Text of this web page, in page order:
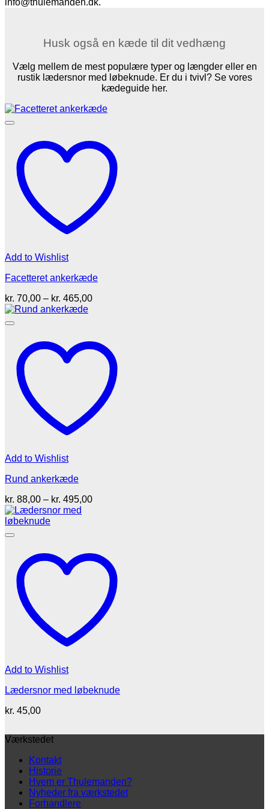
Husk også en kæde til dit vedhæng
Vælg mellem de mest populære typer og længder eller en
rustik lædersnor med løbeknude. Er du i tvivl? Se vores
kædeguide her.
Add to Wishlist
Facetteret ankerkæde
kr. 70,00 – kr. 465,00Prisinterval:
Add to Wishlist
Rund ankerkæde
kr. 88,00 – kr. 495,00Prisinterval:
Add to Wishlist
Lædersnor med løbeknude
kr. 45,00
Værkstedet
Kontakt
Historie
Hvem er Thulemanden?
Nyheder fra værkstedet
Forhandlere